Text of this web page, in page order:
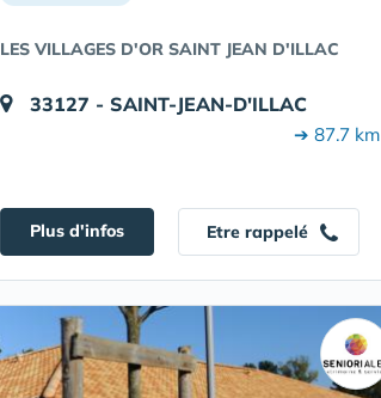
LES VILLAGES D'OR SAINT JEAN D'ILLAC
33127 - SAINT-JEAN-D'ILLAC
➔ 87.7 km
Plus d'infos Etre rappelé